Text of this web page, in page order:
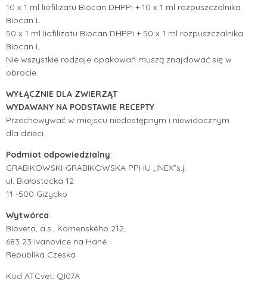
10 x 1 ml liofilizatu Biocan DHPPi + 10 x 1 ml rozpuszczalnika
Biocan L
50 x 1 ml liofilizatu Biocan DHPPi + 50 x 1 ml rozpuszczalnika
Biocan L
Nie wszystkie rodzaje opakowań muszą znajdować się w
obrocie.
WYŁĄCZNIE DLA ZWIERZĄT
WYDAWANY NA PODSTAWIE RECEPTY
Przechowywać w miejscu niedostępnym i niewidocznym
dla dzieci.
Podmiot odpowiedzialny:
GRABIKOWSKI-GRABIKOWSKA PPHU „INEX”s.j.
ul. Białostocka 12
11 -500 Giżycko
Wytwórca:
Bioveta, a.s., Komenského 212,
683 23 Ivanovice na Hané
Republika Czeska
Kod ATCvet: QI07A